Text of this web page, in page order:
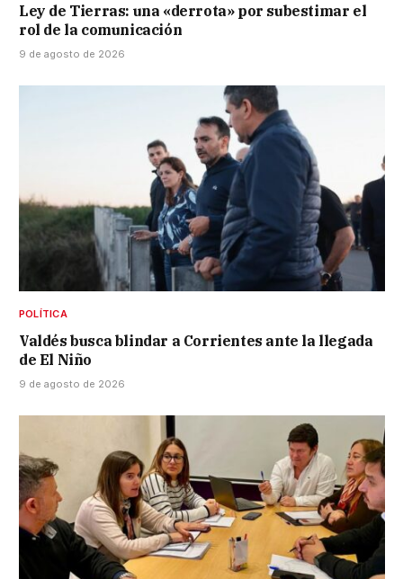
Ley de Tierras: una «derrota» por subestimar el
rol de la comunicación
9 de agosto de 2026
POLÍTICA
Valdés busca blindar a Corrientes ante la llegada
de El Niño
9 de agosto de 2026